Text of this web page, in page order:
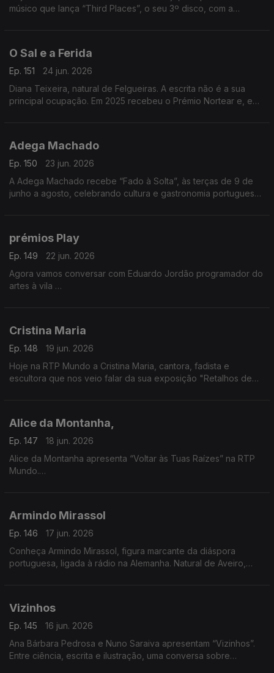
músico que lança “Third Places”, o seu 3º disco, com a
O Sal e a Ferida
Ep. 151
24 jun. 2026
Diana Teixeira, natural de Felgueiras. A escrita não é a sua
principal ocupação. Em 2025 recebeu o Prémio Nortear e, em
Adega Machado
Ep. 150
23 jun. 2026
A Adega Machado recebe “Fado à Solta”, às terças de 9 de
junho a agosto, celebrando cultura e gastronomia portuguesa.
prémios Play
Ep. 149
22 jun. 2026
Agora vamos conversar com Eduardo Jordão programador do
artes à vila
Cristina Maria
Ep. 148
19 jun. 2026
Hoje na RTP Mundo a Cristina Maria, cantora, fadista e
escultora que nos veio falar da sua exposição "Retalhos de
Alice da Montanha,
Ep. 147
18 jun. 2026
Alice da Montanha apresenta “Voltar às Tuas Raízes” na RTP
Mundo.
onde apresenta o seu mais recente livro, Voltar às Tuas
Raízes. A obra propõe uma reflexão sobre a ligação entre o
mais conscientes e alinhados com os ritmos naturais.
Armindo Mirassol
Ep. 146
17 jun. 2026
Conheça Armindo Mirassol, figura marcante da diáspora
portuguesa, ligada à rádio na Alemanha. Natural de Aveiro,
Vizinhos
Ep. 145
16 jun. 2026
Ana Bárbara Pedrosa e Nuno Saraiva apresentam “Vizinhos”.
Entre ciência, escrita e ilustração, uma conversa sobre